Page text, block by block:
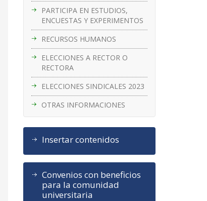
PARTICIPA EN ESTUDIOS,
ENCUESTAS Y EXPERIMENTOS
RECURSOS HUMANOS
ELECCIONES A RECTOR O
RECTORA
ELECCIONES SINDICALES 2023
OTRAS INFORMACIONES
Insertar contenidos
Convenios con beneficios
para la comunidad
universitaria